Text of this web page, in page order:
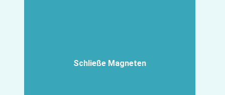
Schließe Magneten